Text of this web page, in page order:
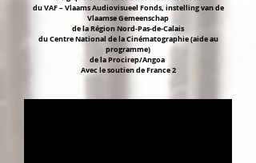
du VAF – Vlaams Audiovisueel Fonds, instelling van de
Vlaamse Gemeenschap
de la Région Nord-Pas-de-Calais
du Centre National de la Cinématographie (aide au
programme)
de la Procirep/Angoa
Avec le soutien de France 2